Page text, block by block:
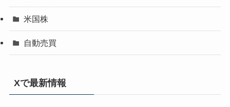
米国株
自動売買
Xで最新情報